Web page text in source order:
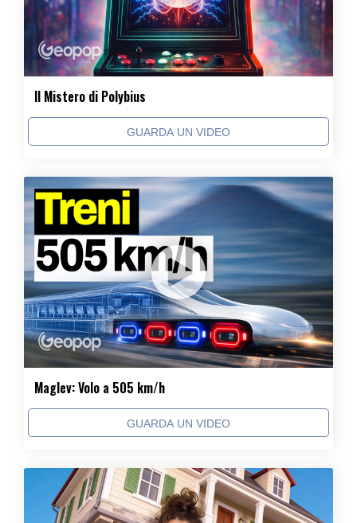
Il Mistero di Polybius
GUARDA UN VIDEO
Maglev: Volo a 505 km/h
GUARDA UN VIDEO